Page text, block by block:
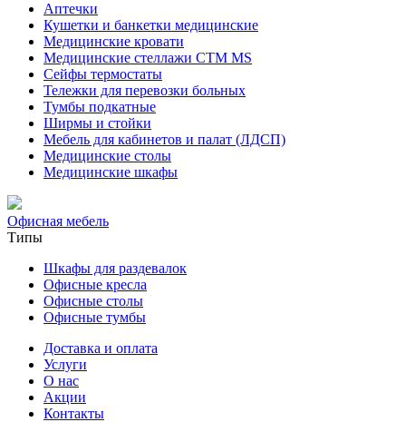
Аптечки
Кушетки и банкетки медицинские
Медицинские кровати
Медицинские стеллажи CTM MS
Сейфы термостаты
Тележки для перевозки больных
Тумбы подкатные
Ширмы и стойки
Мебель для кабинетов и палат (ЛДСП)
Медицинские столы
Медицинские шкафы
Офисная мебель
Типы
Шкафы для раздевалок
Офисные кресла
Офисные столы
Офисные тумбы
Доставка и оплата
Услуги
О нас
Акции
Контакты